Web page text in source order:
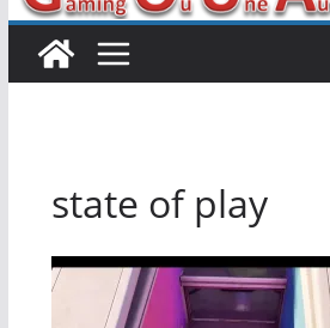
state of play